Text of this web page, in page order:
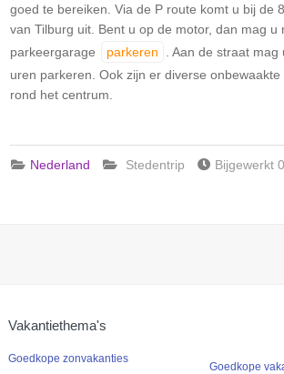
goed te bereiken. Via de P route komt u bij de
van Tilburg uit. Bent u op de motor, dan mag u
parkeergarage
parkeren
. Aan de straat
uren parkeren. Ook zijn er diverse
rond het centrum.
Nederland Stedentrip
Bijgewerkt
Vakantiethema's
Goedkope zonvakanties
Goedkope